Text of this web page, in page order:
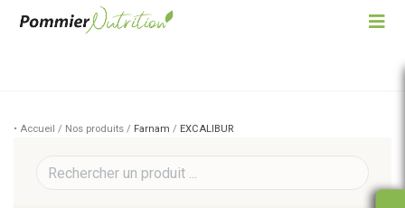
• Accueil / Nos produits / Farnam / EXCALIBUR